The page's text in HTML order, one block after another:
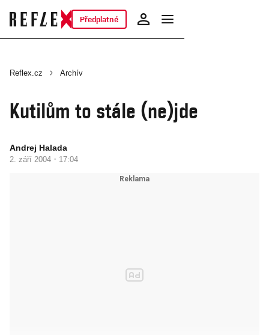
Předplatné
Reflex.cz Archív
Kutilům to stále (ne)jde
Andrej Halada
2. září 2004 · 17:04